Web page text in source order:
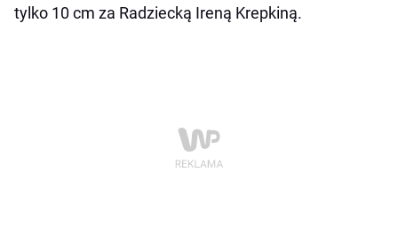
tylko 10 cm za Radziecką Ireną Krepkiną.